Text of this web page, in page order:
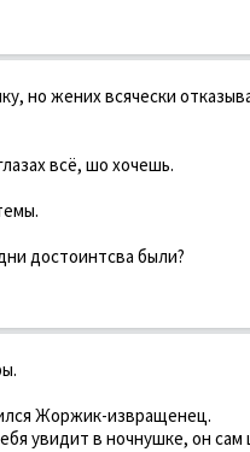
но жених всячески
всё, шо хочешь.
достоинтсва были?
Жоржик-извращенец.
увидит в ночнушке, он сам